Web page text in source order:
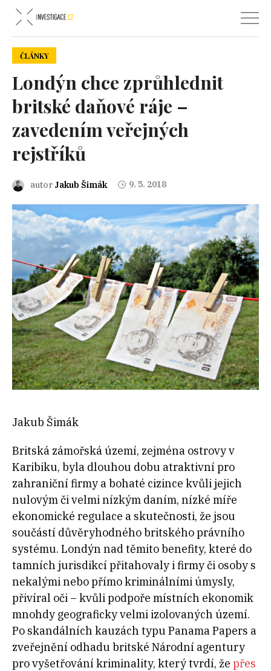
ČLÁNKY
Londýn chce zprůhlednit
britské daňové ráje –
zavedením veřejných
rejstříků
autor Jakub Šimák 9. 5. 2018
Jakub Šimák
Britská zámořská území, zejména ostrovy v
Karibiku, byla dlouhou dobu atraktivní pro
zahraniční firmy a bohaté cizince kvůli jejich
nulovým či velmi nízkým daním, nízké míře
ekonomické regulace a skutečnosti, že jsou
součástí důvěryhodného britského právního
systému. Londýn nad těmito benefity, které do
tamních jurisdikcí přitahovaly i firmy či osoby s
nekalými nebo přímo kriminálními úmysly,
přivíral oči – kvůli podpoře místních ekonomik
mnohdy geograficky velmi izolovaných území.
Po skandálních kauzách typu Panama Papers a
zveřejnění odhadu britské Národní agentury
pro vyšetřování kriminality, který tvrdí, že přes